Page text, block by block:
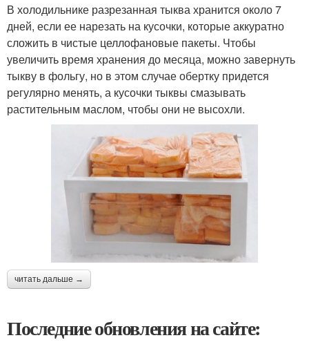
В холодильнике разрезанная тыква хранится около 7
дней, если ее нарезать на кусочки, которые аккуратно
сложить в чистые целлофановые пакеты. Чтобы
увеличить время хранения до месяца, можно завернуть
тыкву в фольгу, но в этом случае обертку придется
регулярно менять, а кусочки тыквы смазывать
растительным маслом, чтобы они не высохли.
читать дальше →
Последние обновления на сайте: